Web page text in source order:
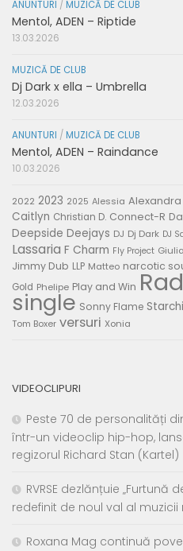
ANUNTURI / MUZICĂ DE CLUB
Mentol, ADEN – Riptide
13.03.2026
MUZICĂ DE CLUB
Dj Dark x ella – Umbrella
12.03.2026
ANUNTURI / MUZICĂ DE CLUB
Mentol, ADEN – Raindance
10.03.2026
2022 2023 2025 Alessia Alexandra
Caitlyn Christian D. Connect-R
Deepside Deejays DJ Dj Dark DJ
Lassaria F Charm Fly Project Giulia
Jimmy Dub LLP Matteo narcotic
Gold Phelipe Play and Win
single Sonny Flame
Tom Boxer versuri Xonia
VIDEOCLIPURI
Peste 70 de personalități
într-un videoclip hip-hop,
regizorul Richard Stan (Kartel)
RVRSE dezlănțuie „Furtună
redefinit de noul val al muzicii
Roxana Mag continuă